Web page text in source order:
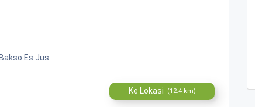
Es Jus
Ke Lokasi (12.4 km)